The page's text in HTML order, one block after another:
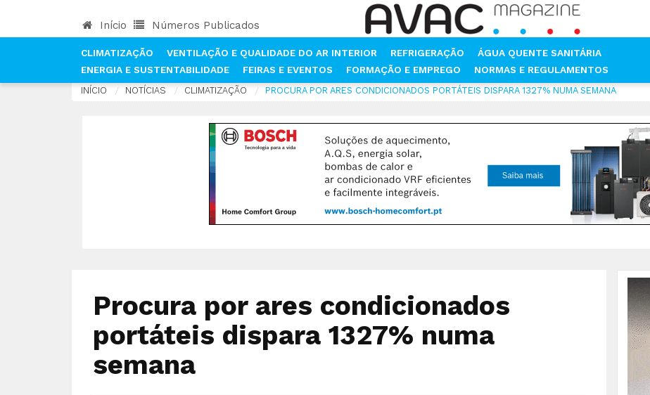
Início Números Publicados
CLIMATIZAÇÃO VENTILAÇÃO E QUALIDADE DO AR INTERIOR REFRIGERAÇÃO
ÁGUA QUENTE SANITÁRIA
ENERGIA E SUSTENTABILIDADE
FEIRAS E EVENTOS FORMAÇÃO E EMPREGO NORMAS E REGULAMENTOS
INÍCIO NOTÍCIAS CLIMATIZAÇÃO PROCURA POR ARES CONDICIONADOS PORTÁTEIS DISPARA 1327% NUMA SEMANA
Procura por ares condicionados
portáteis dispara 1327% numa
semana